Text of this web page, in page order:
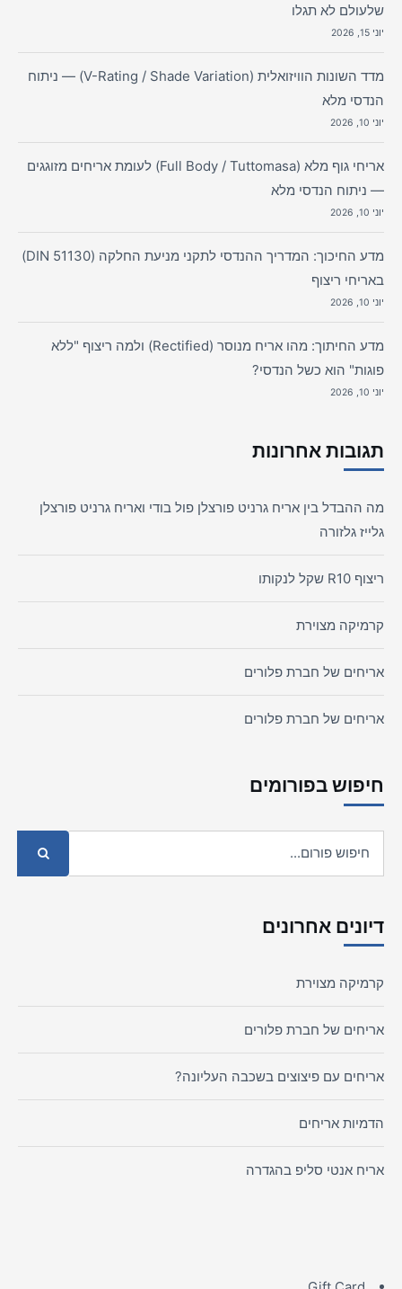
שלעולם לא תגלו
יוני 15, 2026
מדד השונות הוויזואלית (V-Rating / Shade Variation) — ניתוח
הנדסי מלא
יוני 10, 2026
אריחי גוף מלא (Full Body / Tuttomasa) לעומת אריחים מזוגגים
— ניתוח הנדסי מלא
יוני 10, 2026
מדע החיכוך: המדריך ההנדסי לתקני מניעת החלקה (DIN 51130)
באריחי ריצוף
יוני 10, 2026
מדע החיתוך: מהו אריח מנוסר (Rectified) ולמה ריצוף "ללא
פוגות" הוא כשל הנדסי?
יוני 10, 2026
תגובות אחרונות
מה ההבדל בין אריח גרניט פורצלן פול בודי ואריח גרניט פורצלן
גלייז גלזורה
ריצוף R10 שקל לנקותו
קרמיקה מצוירת
אריחים של חברת פלורים
אריחים של חברת פלורים
חיפוש בפורומים
דיונים אחרונים
קרמיקה מצוירת
אריחים של חברת פלורים
אריחים עם פיצוצים בשכבה העליונה?
הדמיות אריחים
אריח אנטי סליפ בהגדרה